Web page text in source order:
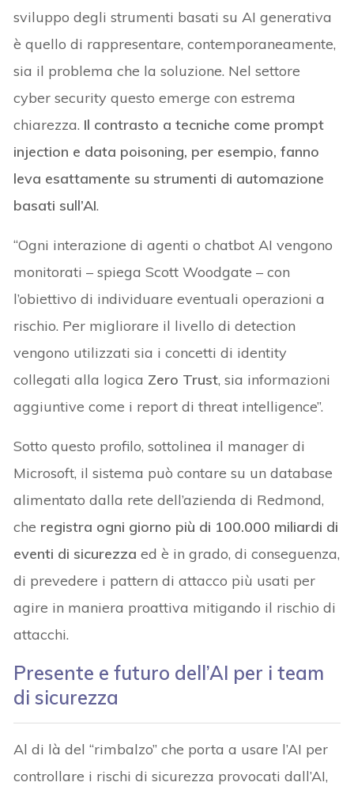
sviluppo degli strumenti basati su AI generativa
è quello di rappresentare, contemporaneamente,
sia il problema che la soluzione. Nel settore
cyber security questo emerge con estrema
chiarezza. Il contrasto a tecniche come prompt
injection e data poisoning, per esempio, fanno
leva esattamente su strumenti di automazione
basati sull’AI.
“Ogni interazione di agenti o chatbot AI vengono
monitorati – spiega Scott Woodgate – con
l’obiettivo di individuare eventuali operazioni a
rischio. Per migliorare il livello di detection
vengono utilizzati sia i concetti di identity
collegati alla logica Zero Trust, sia informazioni
aggiuntive come i report di threat intelligence”.
Sotto questo profilo, sottolinea il manager di
Microsoft, il sistema può contare su un database
alimentato dalla rete dell’azienda di Redmond,
che registra ogni giorno più di 100.000 miliardi di
eventi di sicurezza ed è in grado, di conseguenza,
di prevedere i pattern di attacco più usati per
agire in maniera proattiva mitigando il rischio di
attacchi.
Presente e futuro dell’AI per i team
di sicurezza
Al di là del “rimbalzo” che porta a usare l’AI per
controllare i rischi di sicurezza provocati dall’AI,